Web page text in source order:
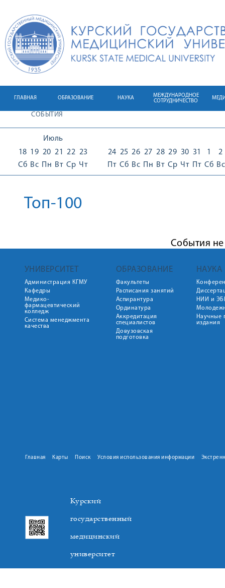
ГЛАВНАЯ ОБРАЗОВАНИЕ НАУКА
МЕЖДУНАРОДНОЕ
СОТРУДНИЧЕСТВО
СОБЫТИЯ
Июль
18
Сб
19
Вс
20
Пн
21
Вт
22
Ср
23
Чт
24
Пт
25
Сб
26
Вс
27
Пн
28
Вт
29
Ср
30
Чт
31
Пт
1
Сб
2
Вс
Топ-100
События
УНИВЕРСИТЕТ
Администрация КГМУ
Кафедры
Медико-
фармацевтический
колледж
Система менеджмента
качества
ОБРАЗОВАНИЕ
Факультеты
Расписания занятий
Аспирантура
Ординатура
Аккредитация
специалистов
Довузовская
подготовка
НАУКА
НИИ и
Научные
издания
Главная Карты Поиск Условия использования информации
Курский
государственный
медицинский
университет